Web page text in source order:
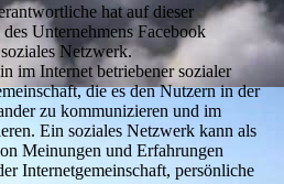
hat auf dieser
Unternehmens Facebook
Netzwerk.
im Internet betriebener sozialer
die es den Nutzern in der
zu kommunizieren und im
Ein soziales Netzwerk kann als
Meinungen und Erfahrungen
Internetgemeinschaft, persönliche